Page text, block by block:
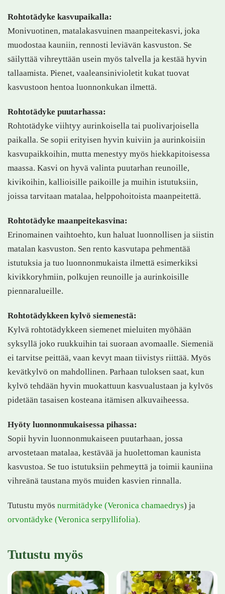
Rohtotädyke kasvupaikalla:
Monivuotinen, matalakasvuinen maanpeitekasvi, joka
muodostaa kauniin, rennosti leviävän kasvuston. Se
säilyttää vihreyttään usein myös talvella ja kestää hyvin
tallaamista. Pienet, vaaleansinivioletit kukat tuovat
kasvustoon hentoa luonnonkukan ilmettä.
Rohtotädyke puutarhassa:
Rohtotädyke viihtyy aurinkoisella tai puolivarjoisella
paikalla. Se sopii erityisen hyvin kuiviin ja aurinkoisiin
kasvupaikkoihin, mutta menestyy myös hiekkapitoisessa
maassa. Kasvi on hyvä valinta puutarhan reunoille,
kivikoihin, kallioisille paikoille ja muihin istutuksiin,
joissa tarvitaan matalaa, helppohoitoista maanpeitettä.
Rohtotädyke maanpeitekasvina:
Erinomainen vaihtoehto, kun haluat luonnollisen ja siistin
matalan kasvuston. Sen rento kasvutapa pehmentää
istutuksia ja tuo luonnonmukaista ilmettä esimerkiksi
kivikkoryhmiin, polkujen reunoille ja aurinkoisille
piennaralueille.
Rohtotädykkeen kylvö siemenestä:
Kylvä rohtotädykkeen siemenet mieluiten myöhään
syksyllä joko ruukkuihin tai suoraan avomaalle. Siemeniä
ei tarvitse peittää, vaan kevyt maan tiivistys riittää. Myös
kevätkylvö on mahdollinen. Parhaan tuloksen saat, kun
kylvö tehdään hyvin muokattuun kasvualustaan ja kylvös
pidetään tasaisen kosteana itämisen alkuvaiheessa.
Hyöty luonnonmukaisessa pihassa:
Sopii hyvin luonnonmukaiseen puutarhaan, jossa
arvostetaan matalaa, kestävää ja huolettoman kaunista
kasvustoa. Se tuo istutuksiin pehmeyttä ja toimii kauniina
vihreänä taustana myös muiden kasvien rinnalla.
Tutustu myös nurmitädyke (Veronica chamaedrys) ja
orvontädyke (Veronica serpyllifolia).
Tutustu myös